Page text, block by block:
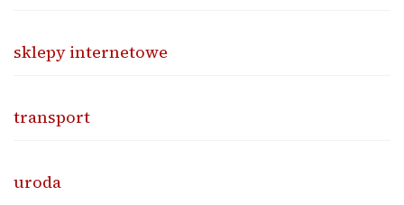
sklepy internetowe
transport
uroda